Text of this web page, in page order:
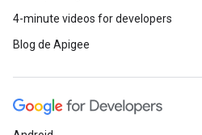
4-minute videos for developers
Blog de Apigee